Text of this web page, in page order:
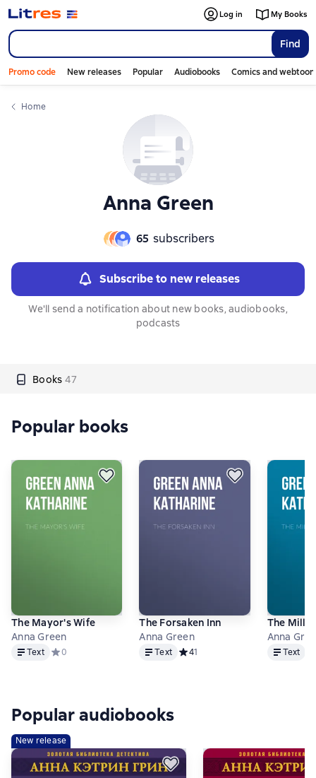
Find
Log in My Books
Promo code New releases Popular Audiobooks Comics and
Home
Anna Green
65 subscribers
Subscribe to new releases
We'll send a notification about new books, audiobooks,
podcasts
Books 47
Слайдер с книгами
Popular books
The Mayor's Wife
Anna Green
TextText Средний рейтинг 0 на основе 0 оценок
0
The Forsaken Inn
Anna Green
TextText Средний рейтинг 4 на основе 1
41
The Mill
Anna
TextText
Слайдер с книгами
Popular audiobooks
New release